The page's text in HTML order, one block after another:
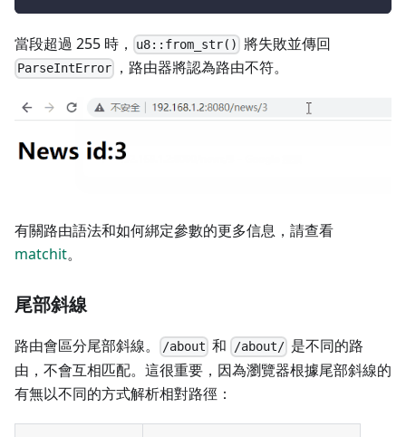
當段超過 255 時， u8::from_str() 將失敗並傳回
ParseIntError ，路由器將認為路由不符。
有關路由語法和如何綁定參數的更多信息，請查看
matchit。
尾部斜線
路由會區分尾部斜線。 /about 和 /about/是不同的路
由，不會互相匹配。這很重要，因為瀏覽器根據尾部斜線的
有無以不同的方式解析相對路徑：